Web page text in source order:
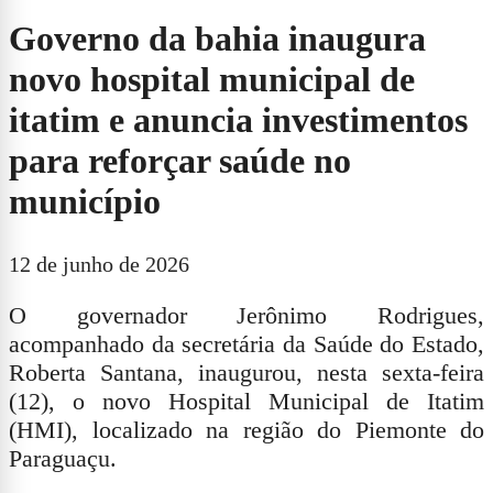
Governo da bahia inaugura
novo hospital municipal de
itatim e anuncia investimentos
para reforçar saúde no
município
12 de junho de 2026
O governador Jerônimo Rodrigues,
acompanhado da secretária da Saúde do Estado,
Roberta Santana, inaugurou, nesta sexta-feira
(12), o novo Hospital Municipal de Itatim
(HMI), localizado na região do Piemonte do
Paraguaçu.